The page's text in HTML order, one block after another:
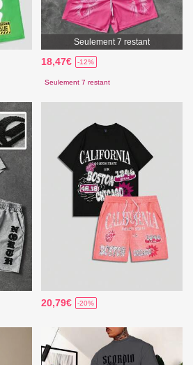
Seulement 7 restant
18,47€ -12%
Seulement 7 restant
20,79€ -20%